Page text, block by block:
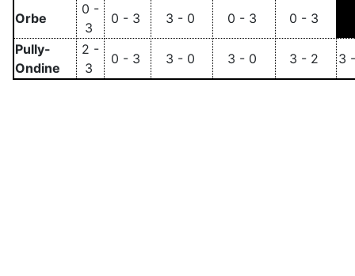
Orbe
0 -
3
0 - 3 3 - 0 0 - 3
0 - 3
Pully-
Ondine
2 -
3
0 - 3 3 - 0 3 - 0 3 - 2 3